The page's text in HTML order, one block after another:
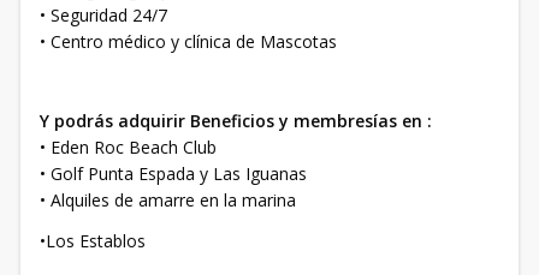
• Seguridad 24/7
• Centro médico y clínica de Mascotas
Y podrás adquirir Beneficios y membresías en :
• Eden Roc Beach Club
• Golf Punta Espada y Las Iguanas
• Alquiles de amarre en la marina
•Los Establos